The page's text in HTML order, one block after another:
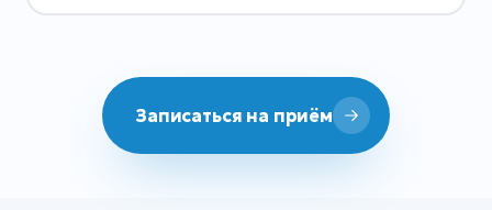
Записаться на приём